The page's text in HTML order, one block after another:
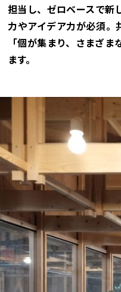
担当し、ゼロベースで新
力やアイデア力が必須
「個が集まり、さまざ
ます。